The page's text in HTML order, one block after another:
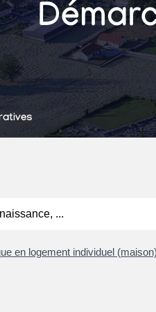
en logement individuel (maison)